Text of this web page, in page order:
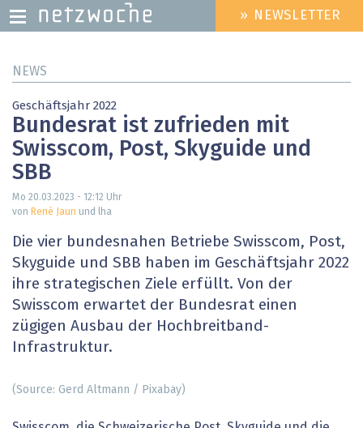
zum
HEADER
MENU
» NEWSLETTER
NEWS
Geschäftsjahr 2022
Bundesrat ist zufrieden mit
Swisscom, Post, Skyguide und
SBB
Mo 20.03.2023 - 12:12 Uhr
von René Jaun und lha
Die vier bundesnahen Betriebe Swisscom, Post,
Skyguide und SBB haben im Geschäftsjahr 2022
ihre strategischen Ziele erfüllt. Von der
Swisscom erwartet der Bundesrat einen
zügigen Ausbau der Hochbreitband-
Infrastruktur.
(Source: Gerd Altmann / Pixabay)